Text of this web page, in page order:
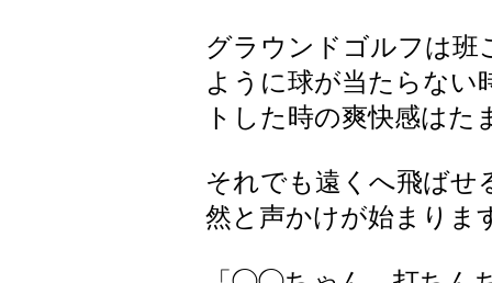
グラウンドゴルフは班
ように球が当たらない
トした時の爽快感はた
それでも遠くへ飛ばせ
然と声かけが始まりま